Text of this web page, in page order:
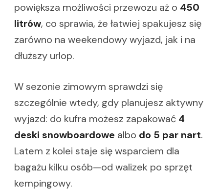
powiększa możliwości przewozu aż o 450
litrów, co sprawia, że łatwiej spakujesz się
zarówno na weekendowy wyjazd, jak i na
dłuższy urlop.
W sezonie zimowym sprawdzi się
szczególnie wtedy, gdy planujesz aktywny
wyjazd: do kufra możesz zapakować 4
deski snowboardowe albo do 5 par nart.
Latem z kolei staje się wsparciem dla
bagażu kilku osób—od walizek po sprzęt
kempingowy.